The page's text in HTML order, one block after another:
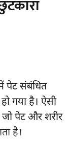
पेट संबंधित
गया है। ऐसी
पेट और शरीर
है।